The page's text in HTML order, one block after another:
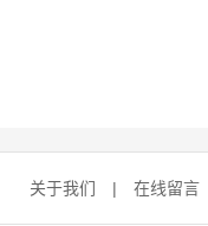
关于我们 | 在线留言